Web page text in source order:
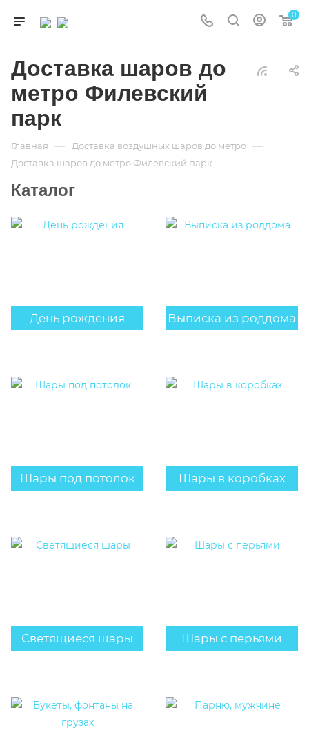
0
Доставка шаров до
метро Филевский
парк
Главная — Доставка воздушных шаров до метро —
Доставка шаров до метро Филевский парк
Каталог
День рождения Выписка из роддома
Шары под потолок Шары в коробках
Светящиеся шары Шары с перьями